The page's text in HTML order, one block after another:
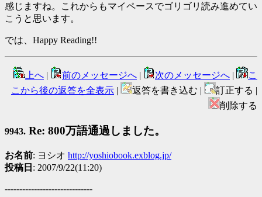
感じますね。これからもマイペースでゴリゴリ読み進めてい
こうと思います。
では、Happy Reading!!
上へ | 前のメッセージへ | 次のメッセージへ |
こ
こから後の返答を全表示 | 返答を書き込む |
訂正する |
削除する
9943. Re: 800万語通過しました。
お名前: ヨシオ http://yoshiobook.exblog.jp/
投稿日 : 2007/9/22(11:20)
------------------------------